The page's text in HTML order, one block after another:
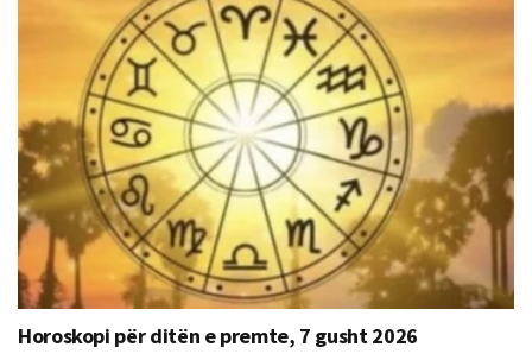
Horoskopi për ditën e premte, 7 gusht 2026